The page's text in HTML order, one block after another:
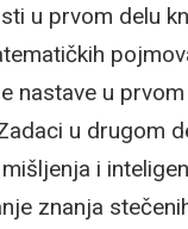
u prvom delu
nastave u
u drugom
i
znanja